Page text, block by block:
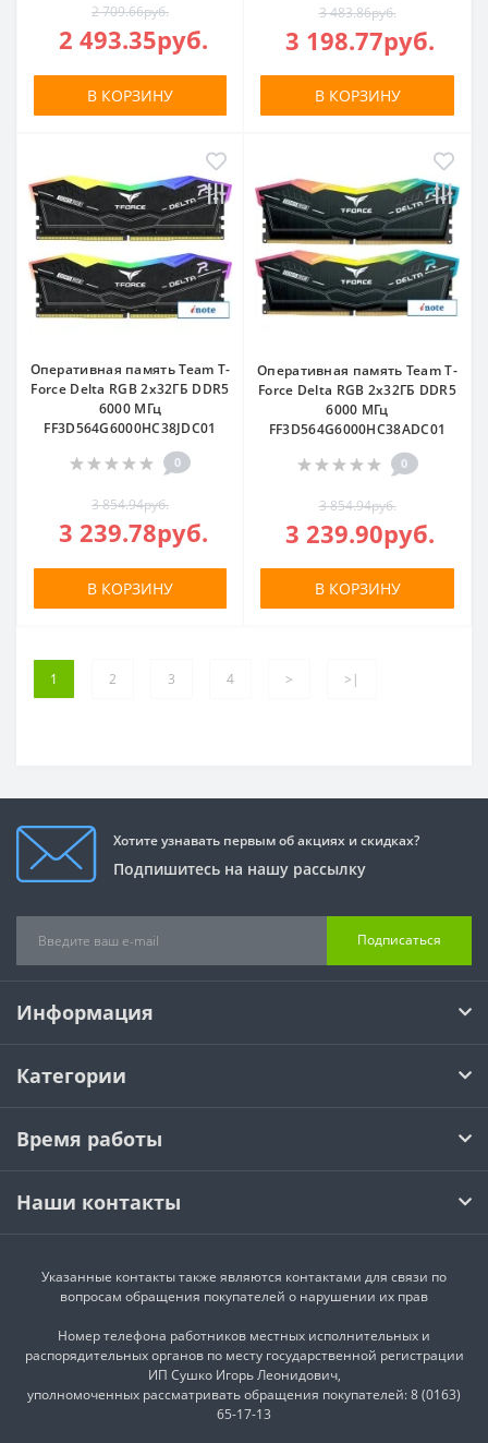
2 709.66руб.
2 493.35руб.
В КОРЗИНУ
3 483.86руб.
3 198.77руб.
В КОРЗИНУ
Оперативная память Team T-
Force Delta RGB 2x32ГБ DDR5
6000 МГц
FF3D564G6000HC38JDC01
0
3 854.94руб.
3 239.78руб.
В КОРЗИНУ
Оперативная память Team T-
Force Delta RGB 2x32ГБ DDR5
6000 МГц
FF3D564G6000HC38ADC01
0
3 854.94руб.
3 239.90руб.
В КОРЗИНУ
1 2 3 4 > >|
Хотите узнавать первым об акциях и скидках?
Подпишитесь на нашу рассылку
Подписаться
Информация
Категории
Время работы
Наши контакты
Указанные контакты также являются контактами для связи по
вопросам обращения покупателей о нарушении их прав
Номер телефона работников местных исполнительных и
распорядительных органов по месту государственной регистрации
ИП Сушко Игорь Леонидович,
уполномоченных рассматривать обращения покупателей: 8 (0163)
65-17-13